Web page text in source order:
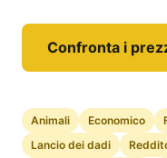
Confronta i
Animali Economico
Lancio dei dadi